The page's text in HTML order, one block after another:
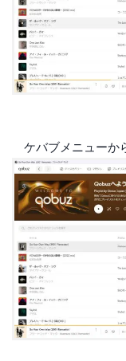
ケバブメニューか